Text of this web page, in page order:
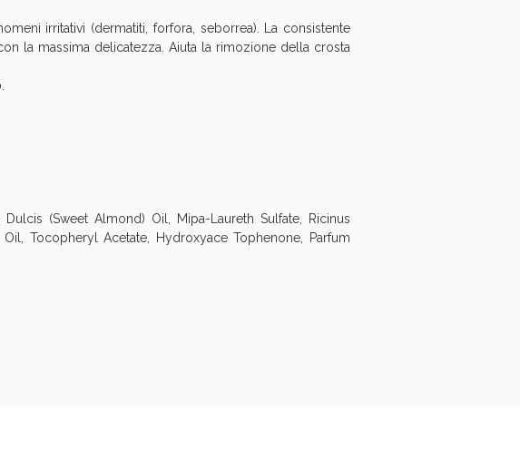
irritativi (dermatiti, forfora, seborrea). La consistente
la massima delicatezza. Aiuta la rimozione della crosta
(Sweet Almond) Oil, Mipa-Laureth Sulfate, Ricinus
Tocopheryl Acetate, Hydroxyace Tophenone, Parfum
valido oggi!